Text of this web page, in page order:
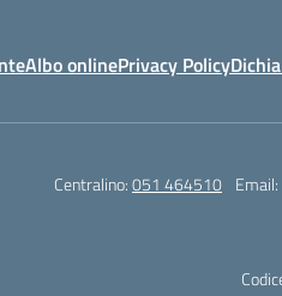
Albo onlinePrivacy Policy
Centralino:051 464510 Email: